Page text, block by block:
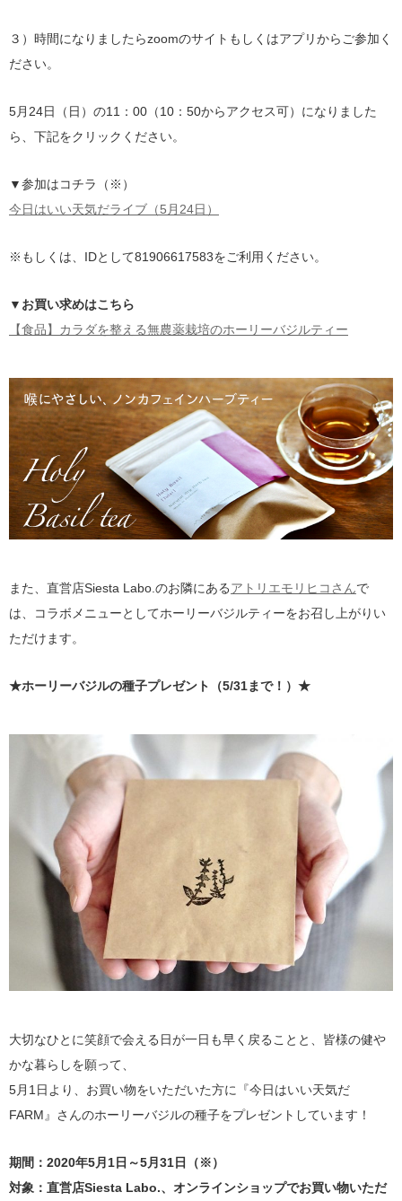
３）時間になりましたらzoomのサイトもしくはアプリからご参加く
ださい。
5月24日（日）の11：00（10：50からアクセス可）になりました
ら、下記をクリックください。
▼参加はコチラ（※）
今日はいい天気だライブ（5月24日）
※もしくは、IDとして81906617583をご利用ください。
▼お買い求めはこちら
【食品】カラダを整える無農薬栽培のホーリーバジルティー
また、直営店Siesta Labo.のお隣にあるアトリエモリヒコさんで
は、コラボメニューとしてホーリーバジルティーをお召し上がりい
ただけます。
★ホーリーバジルの種子プレゼント（5/31まで！）★
大切なひとに笑顔で会える日が一日も早く戻ることと、皆様の健や
かな暮らしを願って、
5月1日より、お買い物をいただいた方に『今日はいい天気だ
FARM』さんのホーリーバジルの種子をプレゼントしています！
期間：2020年5月1日～5月31日（※）
対象：直営店Siesta Labo.、オンラインショップでお買い物いただ